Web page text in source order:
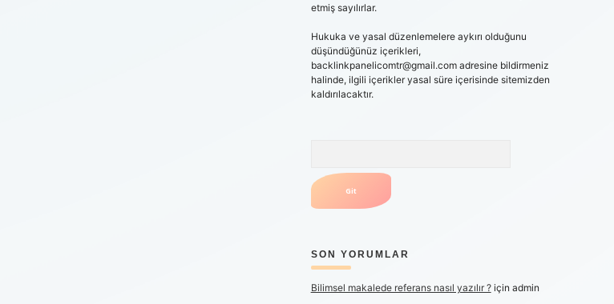
etmiş sayılırlar.
Hukuka ve yasal düzenlemelere aykırı olduğunu
düşündüğünüz içerikleri,
backlinkpanelicomtr@gmail.comadresine bildirmeniz
halinde, ilgili içerikler yasal süre içerisinde sitemizden
kaldırılacaktır.
SON YORUMLAR
Bilimsel makalede referans nasıl yazılır ?için admin